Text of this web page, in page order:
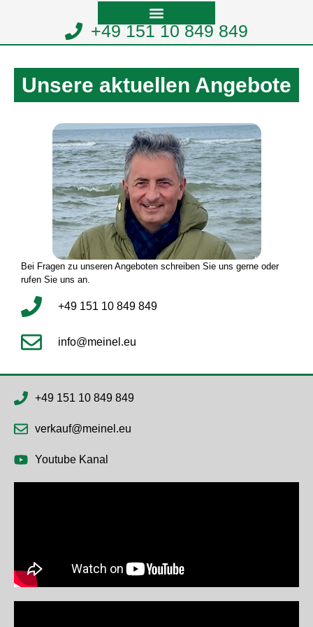
+49 151 10 849 849
Unsere aktuellen Angebote
Bei Fragen zu unseren Angeboten schreiben Sie uns gerne oder
rufen Sie uns an.
+49 151 10 849 849
info@meinel.eu
+49 151 10 849 849
verkauf@meinel.eu
Youtube Kanal